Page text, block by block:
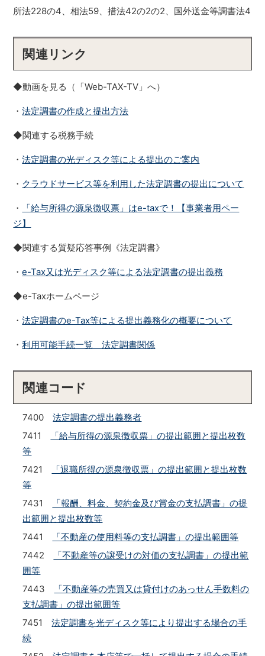
所法228の4、相法59、措法42の2の2、国外送金等調書法4
関連リンク
◆動画を見る（「Web-TAX-TV」へ）
・法定調書の作成と提出方法
◆関連する税務手続
・法定調書の光ディスク等による提出のご案内
・ クラウドサービス等を利用した法定調書の提出について
・
「給与所得の源泉徴収票」はe-taxで！【事業者用ペー
ジ】
◆関連する質疑応答事例《法定調書》
・e-Tax又は光ディスク等による法定調書の提出義務
◆e-Taxホームページ
・法定調書のe-Tax等による提出義務化の概要について
・利用可能手続一覧 法定調書関係
関連コード
7400法定調書の提出義務者
7411
「給与所得の源泉徴収票」の提出範囲と提出枚数
等
7421
「退職所得の源泉徴収票」の提出範囲と提出枚数
等
7431
「報酬、料金、契約金及び賞金の支払調書」の提
出範囲と提出枚数等
7441
「不動産の使用料等の支払調書」の提出範囲等
7442
「不動産等の譲受けの対価の支払調書」の提出範
囲等
7443
「不動産等の売買又は貸付けのあっせん手数料の
支払調書」の提出範囲等
7451法定調書を光ディスク等により提出する場合の手
続